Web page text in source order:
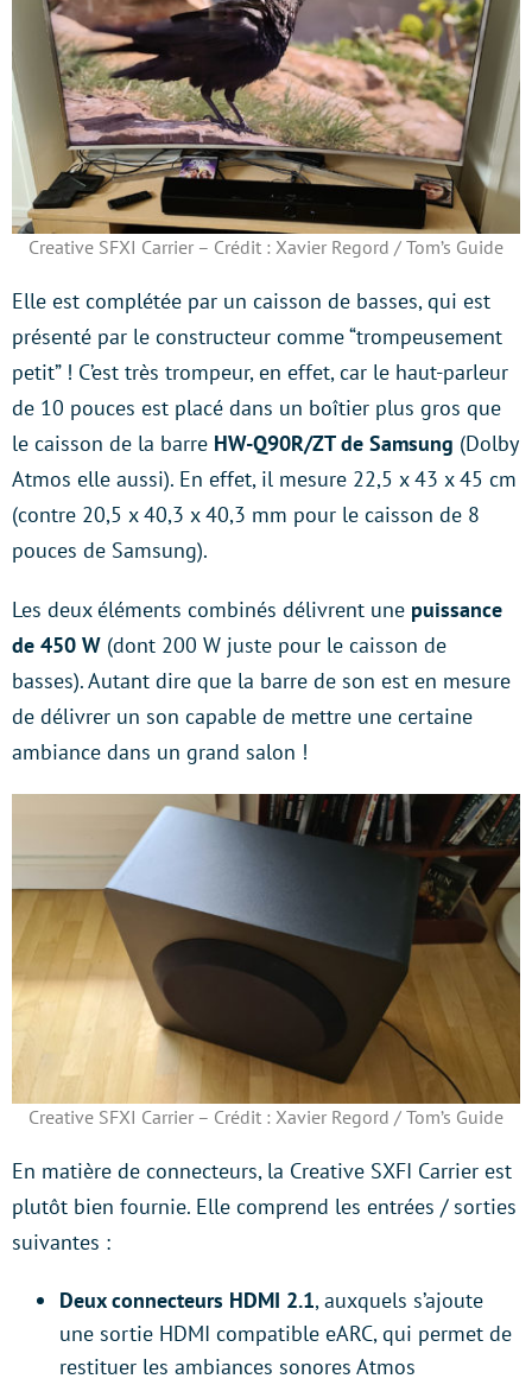
Creative SFXI Carrier – Crédit : Xavier Regord / Tom’s Guide
Elle est complétée par un caisson de basses, qui est
présenté par le constructeur comme “trompeusement
petit” ! C’est très trompeur, en effet, car le haut-parleur
de 10 pouces est placé dans un boîtier plus gros que
le caisson de la barre HW-Q90R/ZT de Samsung (Dolby
Atmos elle aussi). En effet, il mesure 22,5 x 43 x 45 cm
(contre 20,5 x 40,3 x 40,3 mm pour le caisson de 8
pouces de Samsung).
Les deux éléments combinés délivrent une puissance
de 450 W (dont 200 W juste pour le caisson de
basses). Autant dire que la barre de son est en mesure
de délivrer un son capable de mettre une certaine
ambiance dans un grand salon !
Creative SFXI Carrier – Crédit : Xavier Regord / Tom’s Guide
En matière de connecteurs, la Creative SXFI Carrier est
plutôt bien fournie. Elle comprend les entrées / sorties
suivantes :
Deux connecteurs HDMI 2.1, auxquels s’ajoute
une sortie HDMI compatible eARC, qui permet de
restituer les ambiances sonores Atmos